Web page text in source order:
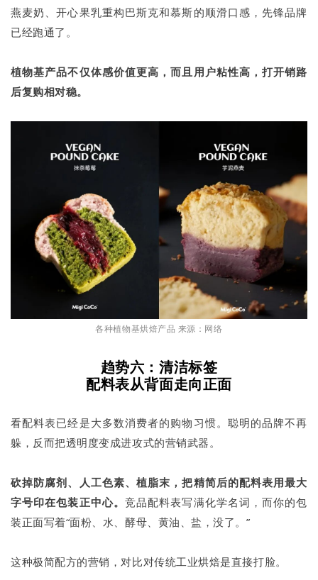
燕麦奶、开心果乳重构巴斯克和慕斯的顺滑口感，先锋品牌
已经跑通了。
植物基产品不仅体感价值更高，而且用户粘性高，打开销路
后复购相对稳。
各种植物基烘焙产品 来源：网络
趋势六：清洁标签
配料表从背面走向正面
看配料表已经是大多数消费者的购物习惯。聪明的品牌不再
躲，反而把透明度变成进攻式的营销武器。
砍掉防腐剂、人工色素、植脂末，把精简后的配料表用最大
字号印在包装正中心。 竞品配料表写满化学名词，而你的包
装正面写着“面粉、水、酵母、黄油、盐，没了。”
这种极简配方的营销，对比对传统工业烘焙是直接打脸。